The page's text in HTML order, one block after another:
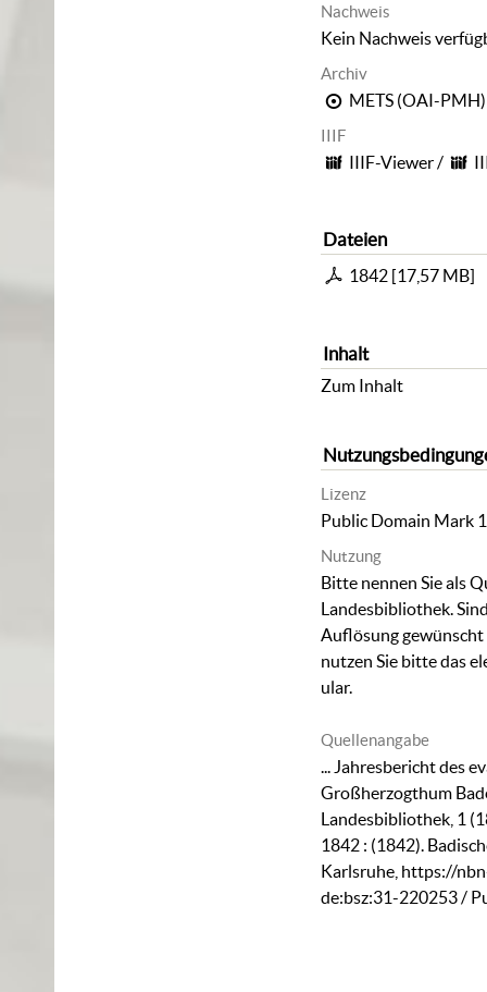
Nachweis
Kein Nachweis
Archiv
METS (OAI-PMH)
IIIF
IIIF-Viewer/
Dateien
1842[17,57 MB]
Inhalt
Zum Inhalt
Lizenz
Public Domain Mark
Nutzung
Bitte nennen Sie als
Landesbibliothek.
Auflösung
nutzen Sie bitte das
ular.
Quellenangabe
... Jahresbericht des
Großherzogthum
Landesbibliothek, 1
1842 : (1842).
Karlsruhe, https://
de:bsz:31-220253/